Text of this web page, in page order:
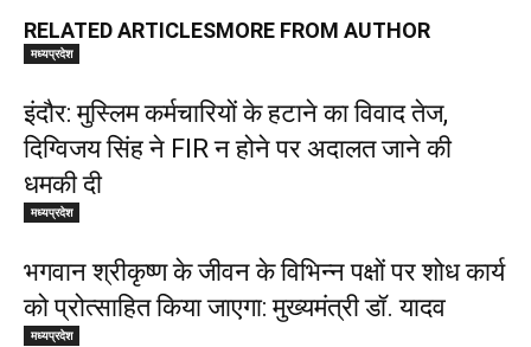
RELATED ARTICLESMORE FROM AUTHOR
मध्यप्रदेश
इंदौर: मुस्लिम कर्मचारियों के हटाने का विवाद तेज,
दिग्विजय सिंह ने FIR न होने पर अदालत जाने की
धमकी दी
मध्यप्रदेश
भगवान श्रीकृष्ण के जीवन के विभिन्न पक्षों पर शोध कार्य
को प्रोत्साहित किया जाएगा: मुख्यमंत्री डॉ. यादव
मध्यप्रदेश